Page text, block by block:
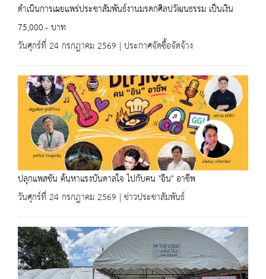
ดำเนินการเผยแพร่ประชาสัมพันธ์งานมรดกศิลปวัฒนธรรม เป็นเงิน
75,000.- บาท
วันศุกร์ที่ 24 กรกฎาคม 2569 | ประกาศจัดซื้อจัดจ้าง
ปลุกแพสชัน ค้นหาแรงบันดาลใจ ไปกับคน "อิน" อาชีพ
วันศุกร์ที่ 24 กรกฎาคม 2569 | ข่าวประชาสัมพันธ์